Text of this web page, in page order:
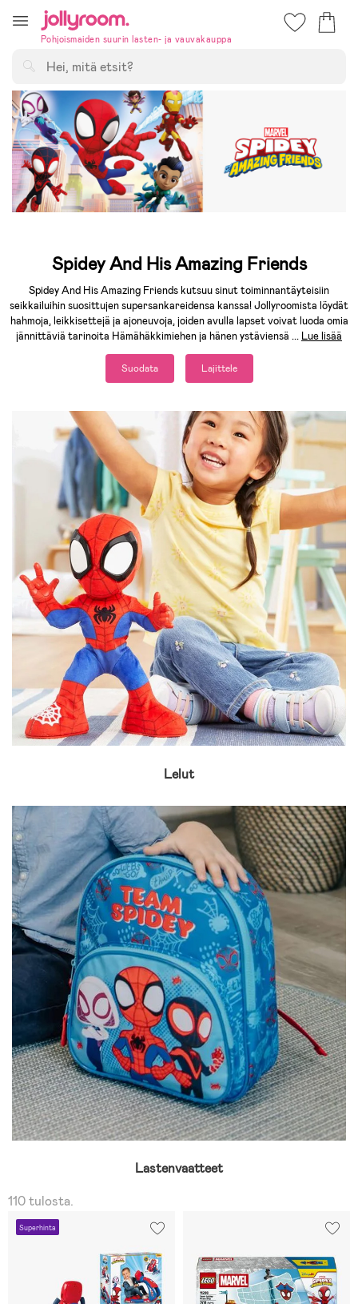
till
innehålletPohjoismaiden suurin lasten- ja vauvakauppa
Spidey And His Amazing Friends
Spidey And His Amazing Friends kutsuu sinut toiminnantäyteisiin
seikkailuihin suosittujen supersankareidensa kanssa! Jollyroomista löydät
hahmoja, leikkisettejä ja ajoneuvoja, joiden avulla lapset voivat luoda omia
jännittäviä tarinoita Hämähäkkimiehen ja hänen ystäviensä ... Lue lisää
Suodata Lajittele
Lelut
Lastenvaatteet
110 tulosta.
Superhinta